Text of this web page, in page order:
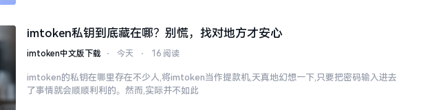
imtoken私钥到底藏在哪？别慌，找对地方才安心
imtoken中文版下载 ⋅ 今天 ⋅ 16 阅读
imtoken的私钥在哪里存在不少人,将imtoken当作提款机,天真地幻想一下,只要把密码输入进去
了事情就会顺顺利利的。然而,实际并不如此